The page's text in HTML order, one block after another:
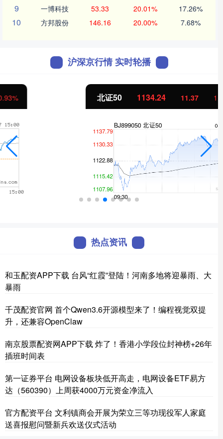
9 一博科技 53.33 20.01% 17.26%
10 方邦股份 146.16 20.00% 7.68%
沪深京行情 实时轮播
1134.24 11.37 1.01%
热点资讯
和玉配资APP下载 台风“红霞”登陆！河南多地将迎暴雨、大
暴雨
千茂配资官网 首个Qwen3.6开源模型来了！编程视觉双提
升，还兼容OpenClaw
南京股票配资网APP下载 炸了！香港小学段位封神榜+26年
插班时间表
第一证券平台 电网设备板块低开高走，电网设备ETF易方
达（560390）上周获4000万元资金净流入
官方配资平台 文利镇商会开展为荣立三等功现役军人家庭
送喜报慰问暨新兵欢送仪式活动